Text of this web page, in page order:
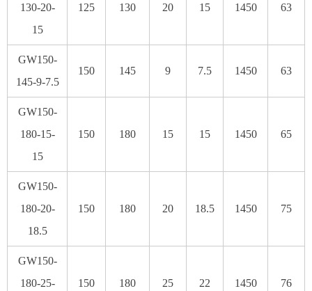
130-20-
15
125 130 20 15 1450 63
GW150-
145-9-7.5
150 145 9 7.5 1450 63
GW150-
180-15-
15
150 180 15 15 1450 65
GW150-
180-20-
18.5
150 180 20 18.5 1450 75
GW150-
180-25-
150 180 25 22 1450 76